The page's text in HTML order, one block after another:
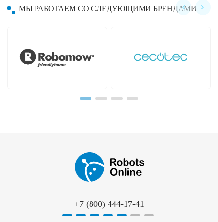
МЫ РАБОТАЕМ СО СЛЕДУЮЩИМИ БРЕНДАМИ
+7 (800) 444-17-41